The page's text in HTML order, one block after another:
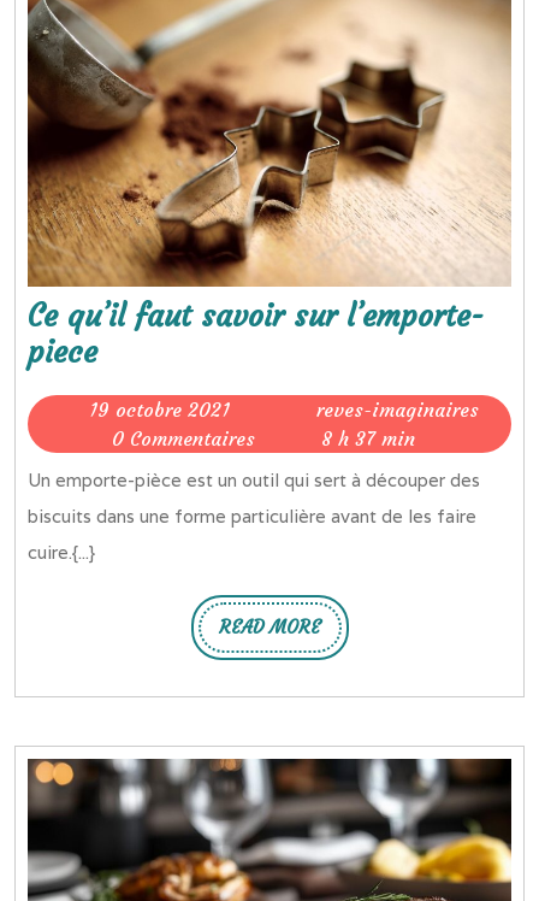
Ce qu’il faut savoir sur l’emporte-
pieceCe
qu’il
faut
savoir
sur
l’emporte-
19 octobre 202119
octobre
reves-imaginaires
0 Commentaires 8 h 37 min
Un emporte-pièce est un outil qui sert à découper des
biscuits dans une forme particulière avant de les faire
cuire.{...}
READ MORE
READ
MORE